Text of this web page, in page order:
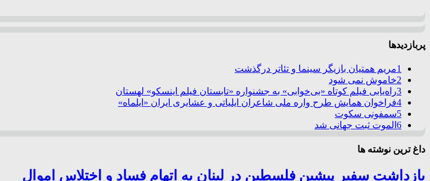
پربازدیدها
1مریم همتیان بازیگر سینما و تئاتر درگذشت
2خاموش نمی شود
3راه‌یابی فیلم کوتاه «بی‌خوابی» به جشنواره «تابستان فیلم اینسکو» لهستان
4فراخوان همایش طرح واره ملی شاعران ایلیاتی و عشایری ایران «ایلماه»
5سمفونی سکوت
6 الموت ثبت جهانی شد
داغ ترین نوشته ها
بازداشت سفیر پیشین فلسطین در لبنان به اتهام فساد و اختلاس اموال